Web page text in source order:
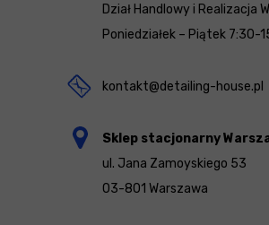
Dział Handlowy i Realizacja
Poniedziałek – Piątek 7:30-
kontakt@detailing-house.pl
Sklep stacjonarny
ul. Jana Zamoyskiego 53
03-801 Warszawa